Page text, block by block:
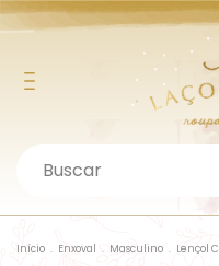
Início . Enxoval . Masculino . Lençol